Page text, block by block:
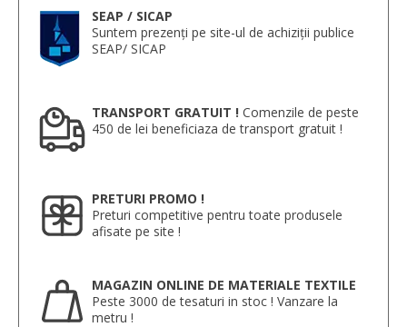
SEAP / SICAP
Suntem prezenți pe site-ul de achiziții publice
SEAP/ SICAP
TRANSPORT GRATUIT ! Comenzile de peste
450 de lei beneficiaza de transport gratuit !
PRETURI PROMO !
Preturi competitive pentru toate produsele
afisate pe site !
MAGAZIN ONLINE DE MATERIALE TEXTILE
Peste 3000 de tesaturi in stoc ! Vanzare la
metru !